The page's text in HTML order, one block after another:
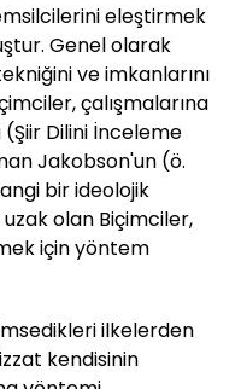
eleştirmek
Genel olarak
ve imkanlarını
çalışmalarına
Dilini İnceleme
Jakobson'un (ö.
bir ideolojik
olan Biçimciler,
için yöntem
ilkelerden
kendisinin